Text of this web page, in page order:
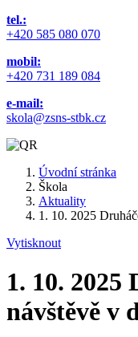
tel.:
+420 585 080 070
mobil:
+420 731 189 084
e-mail:
skola@zsns-stbk.cz
Úvodní stránka
Škola
Aktuality
1. 10. 2025
Vytisknout
1. 10. 2025
návštěvě v